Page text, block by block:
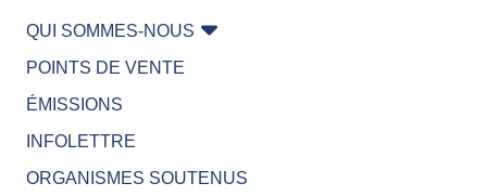
QUI SOMMES-NOUS
POINTS DE VENTE
ÉMISSIONS
INFOLETTRE
ORGANISMES SOUTENUS